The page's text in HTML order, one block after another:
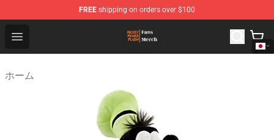
FREE shipping on orders over $100
Open menu
Mickey Mouse Plush Shop - The Best Store of Mickey
ホーム